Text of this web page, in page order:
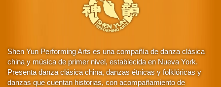
Shen Yun Performing Arts es una compañía de danza clásica
china y música de primer nivel, establecida en Nueva York.
Presenta danza clásica china, danzas étnicas y folklóricas y
danzas que cuentan historias, con acompañamiento de